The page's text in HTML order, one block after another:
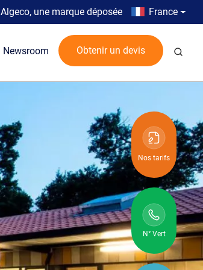
Top menu
Algeco, une marque déposée Country menu
France
Newsroom Obtenir un devis
Nos tarifs
N° Vert
N° vert :